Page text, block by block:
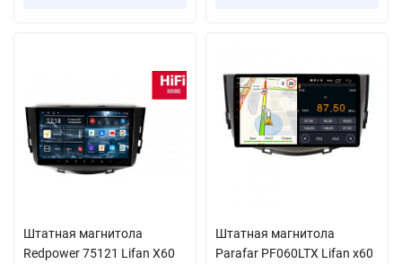
Штатная магнитола
Redpower 75121 Lifan X60
Штатная магнитола
Parafar PF060LTX Lifan x60